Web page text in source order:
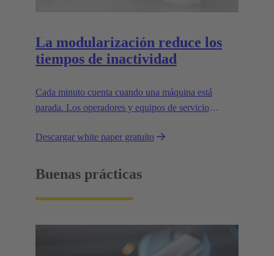
La modularización reduce los
tiempos de inactividad
Cada minuto cuenta cuando una máquina está
parada. Los operadores y equipos de servicio
relación con los plazos cuando ocurre una
conexiones de suministro hasta la instalación deben
ser fáciles de manejar.
Descargar white paper gratuito
Buenas prácticas